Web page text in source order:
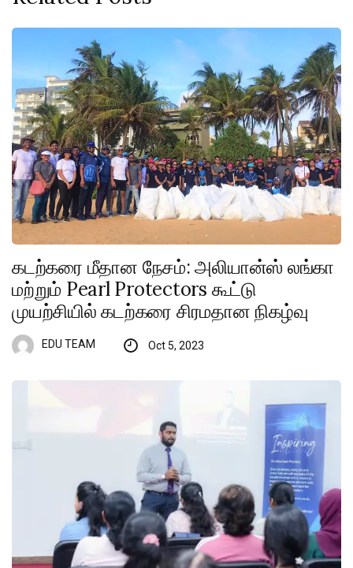
கடற்கரை மீதான நேசம்: அலியான்ஸ் லங்கா
மற்றும் Pearl Protectors கூட்டு
முயற்சியில் கடற்கரை சிரமதான நிகழ்வு
EDU TEAM Oct 5, 2023